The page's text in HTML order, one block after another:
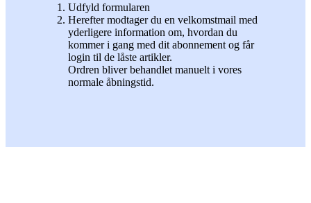
Udfyld formularen
Herefter modtager du en velkomstmail med
yderligere information om, hvordan du
kommer i gang med dit abonnement og får
login til de låste artikler.
Ordren bliver behandlet manuelt i vores
normale åbningstid.